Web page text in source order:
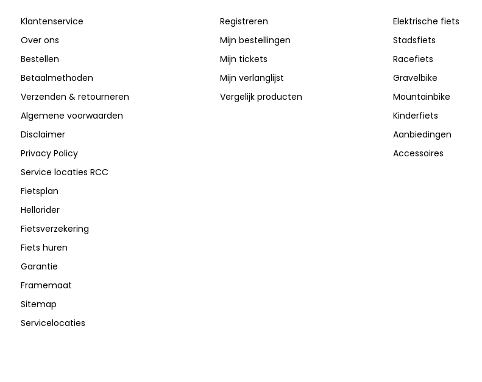
Klantenservice
Over ons
Bestellen
Betaalmethoden
Verzenden & retourneren
Algemene voorwaarden
Disclaimer
Privacy Policy
Service locaties RCC
Fietsplan
Hellorider
Fietsverzekering
Fiets huren
Garantie
Framemaat
Sitemap
Servicelocaties
Registreren
Mijn bestellingen
Mijn tickets
Mijn verlanglijst
Vergelijk producten
Elektrische fiets
Stadsfiets
Racefiets
Gravelbike
Mountainbike
Kinderfiets
Aanbiedingen
Accessoires